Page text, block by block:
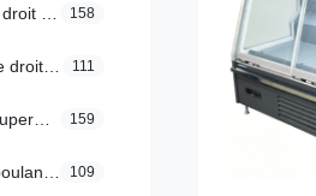
158
111
159
109